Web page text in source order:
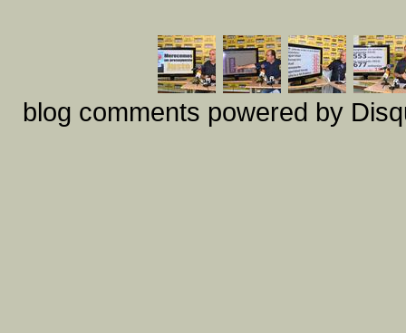
blog comments powered by